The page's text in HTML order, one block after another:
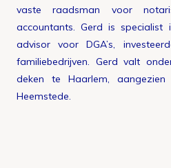
vaste raadsman voor
accountants. Gerd is
advisor voor DGA’s,
familiebedrijven. Gerd valt
deken te Haarlem,
Heemstede.